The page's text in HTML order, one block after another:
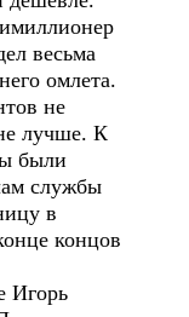
весьма
омлета.
не
лучше. К
были
службы
в
концов
Игорь